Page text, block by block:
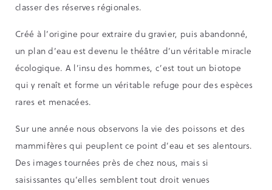
classer des réserves régionales.
Créé à l’origine pour extraire du gravier, puis abandonné,
un plan d’eau est devenu le théâtre d’un véritable miracle
écologique. A l’insu des hommes, c’est tout un biotope
qui y renaît et forme un véritable refuge pour des espèces
rares et menacées.
Sur une année nous observons la vie des poissons et des
mammifères qui peuplent ce point d’eau et ses alentours.
Des images tournées près de chez nous, mais si
saisissantes qu’elles semblent tout droit venues